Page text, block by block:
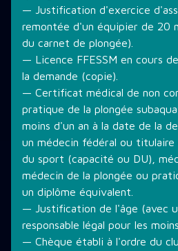
— Justification d'exercice
remontée d'un équipier de 20
du carnet de plongée).
— Licence FFESSM en cours
la demande (copie).
— Certificat médical de non
pratique de la plongée
moins d'un an à la date de la
un médecin fédéral ou titulaire
du sport (capacité ou DU),
médecin de la plongée ou
un diplôme équivalent.
— Justification de l'âge (avec
responsable légal pour les
— Chèque établi à l'ordre du